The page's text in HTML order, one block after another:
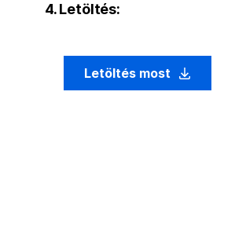
4. Letöltés:
Letöltés most